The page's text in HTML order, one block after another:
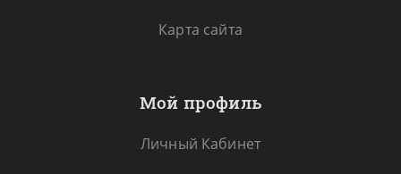
Карта сайта
Мой профиль
Личный Кабинет